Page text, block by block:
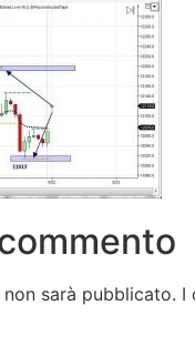
sarà pubblicato. I